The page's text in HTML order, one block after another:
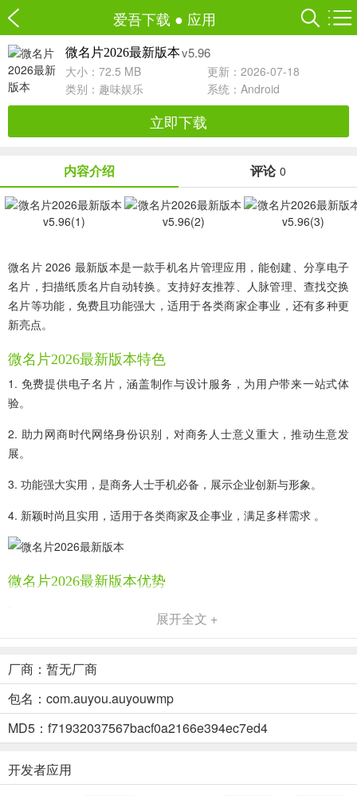
爱吾下载 ● 应用
微名片2026最新版本v5.96
大小：72.5 MB
更新：2026-07-18
类别： 趣味娱乐 系统：Android
立即下载
内容介绍 评论 0
微名片 2026 最新版本是一款手机名片管理应用，能创建、分享电子
名片，扫描纸质名片自动转换。支持好友推荐、人脉管理、查找交换
名片等功能，免费且功能强大，适用于各类商家企事业，还有多种更
新亮点。
微名片2026最新版本特色
1. 免费提供电子名片，涵盖制作与设计服务，为用户带来一站式体
验。
2. 助力网商时代网络身份识别，对商务人士意义重大，推动生意发
展。
3. 功能强大实用，是商务人士手机必备，展示企业创新与形象。
4. 新颖时尚且实用，适用于各类商家及企事业，满足多样需求 。
微名片2026最新版本优势
分享。
-
2、成本低廉：制作微名片无需最小订货量，随用随做，大大减少资源
-
展开全文 +
厂商：暂无厂商
包名：com.auyou.auyouwmp
MD5：f71932037567bacf0a2166e394ec7ed4
开发者应用